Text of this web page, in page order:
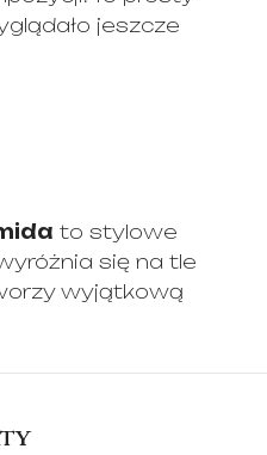
jeszcze
to stylowe
się na tle
wyjątkową